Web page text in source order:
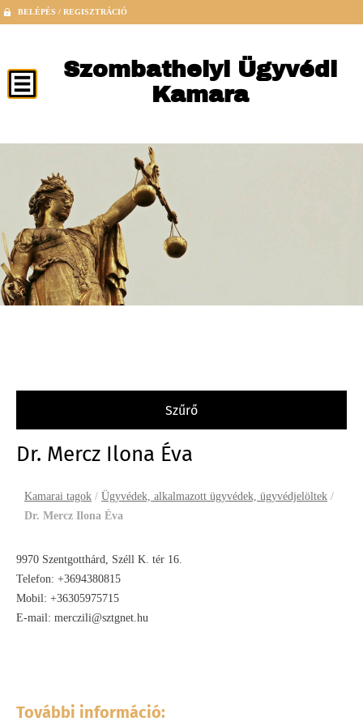
BELÉPÉS / REGISZTRÁCIÓ
Szombathelyi Ügyvédi
Kamara
szűrő
Dr. Mercz Ilona Éva
Kamarai tagok / Ügyvédek, alkalmazott ügyvédek, ügyvédjelöltek /
Dr. Mercz Ilona Éva
9970 Szentgotthárd, Széll K. tér 16.
Telefon: +3694380815
Mobil: +36305975715
E-mail: merczili@sztgnet.hu
További információ: